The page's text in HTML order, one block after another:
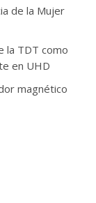
de la Mujer
la TDT como
en UHD
magnético